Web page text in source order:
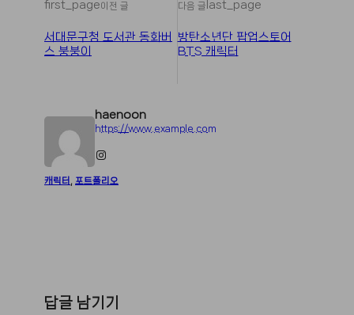
first_page이전 글
서대문구청 도서관 동화버
스 붕붕이
다음 글 last_page
방탄소년단 팝업스토어
BTS 캐릭터
haenoon
https://www.example.com
Instagram
캐릭터 , 포트폴리오
답글 남기기